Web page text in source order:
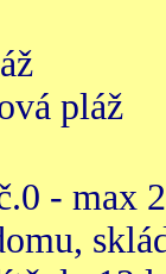
pláž
- max